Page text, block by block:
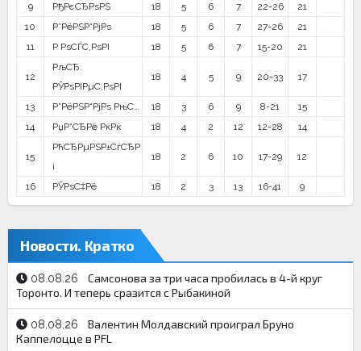
9
РђРєСЂРѕРЅ 18 5 6 7 22-26
21
10
Р”РёРЅР°РјРѕ 18 5 6 7 27-26
21
11
Р РѕСЃС‚РѕРІ 18 5 6 7 15-20 21
12
РљСЂ.
РЎРѕРІРµС‚РѕРІ
18 4 5 9 20-33 17
13 Р”РёРЅР°РјРѕ РњС… 18 3 6 9 8-21
15
14
РџР°СЂРё РќРќ 18 4 2 12 12-28 14
15
РћСЂРµРЅР±СѓСЂР
і
18 2 6 10 17-29 12
16 РЎРѕС‡Рё 18 2 3 13 16-41 9
Новости. Кратко
08.08.26
Самсонова за три часа пробилась в 4-й круг
Торонто. И теперь сразится с Рыбакиной
08.08.26
Валентин Молдавский проиграл Бруно
Каппелоцце в PFL